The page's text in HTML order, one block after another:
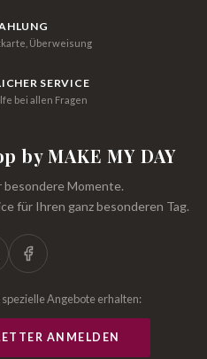
Überweisung
SERVICE
bei allen Fragen
by MAKE MY DAY
Momente.
für Ihren ganz besonderen Tag.
Angebote erhalten:
ANMELDEN